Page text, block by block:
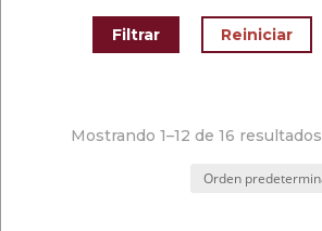
Mostrando 1–12 de 16 resultados